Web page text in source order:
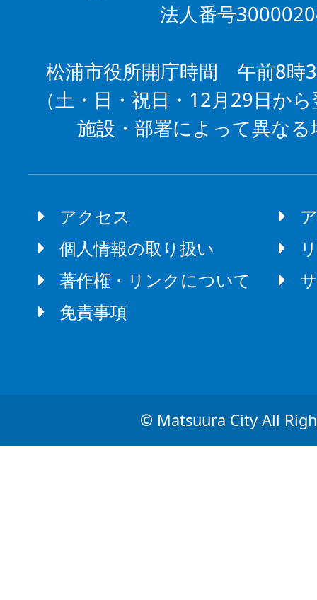
法人番号
松浦市役所開庁時間 午前8時
（土・日・祝日・12月29日か
施設・部署によって異な
アクセス
個人情報の取り扱い
著作権・リンクについて
免責事項
© Matsuura City All